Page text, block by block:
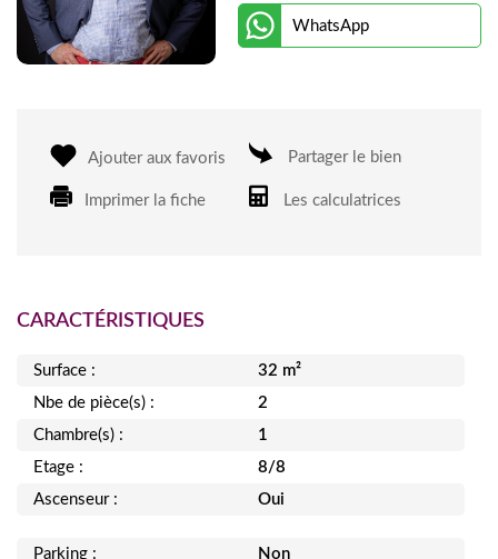
WhatsApp
Ajouter aux favoris Partager le bien
Imprimer la fiche Les calculatrices
CARACTÉRISTIQUES
Surface :
32 m²
Nbe de pièce(s) :
2
Chambre(s) :
1
Etage :
8/8
Ascenseur :
Oui
Parking :
Non